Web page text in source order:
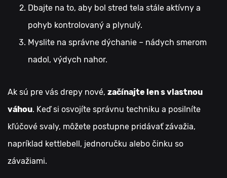
Dbajte na to, aby bol stred tela stále aktívny a
pohyb kontrolovaný a plynulý.
Myslite na správne dýchanie – nádych smerom
nadol, výdych nahor.
Ak sú pre vás drepy nové, začínajte len s vlastnou
váhou. Keď si osvojíte správnu techniku a posilníte
kľúčové svaly, môžete postupne pridávať závažia,
napríklad kettlebell, jednoručku alebo činku so
závažiami.